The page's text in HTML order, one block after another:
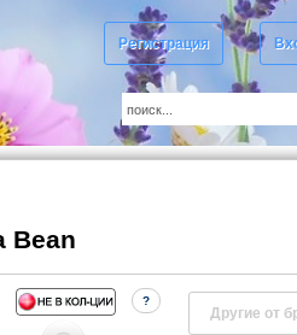
Регистрация
Bean
?
Другие от